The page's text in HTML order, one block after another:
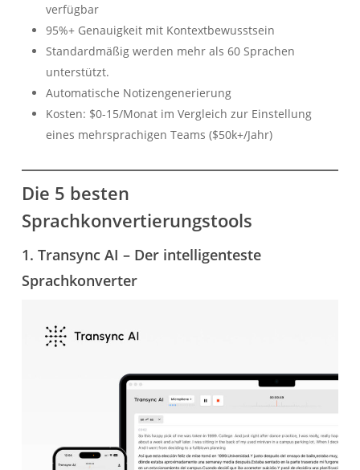
verfügbar
95%+ Genauigkeit mit Kontextbewusstsein
Standardmäßig werden mehr als 60 Sprachen
unterstützt.
Automatische Notizengenerierung
Kosten: $0-15/Monat im Vergleich zur Einstellung
eines mehrsprachigen Teams ($50k+/Jahr)
Die 5 besten
Sprachkonvertierungstools
1. Transync AI – Der intelligenteste
Sprachkonverter